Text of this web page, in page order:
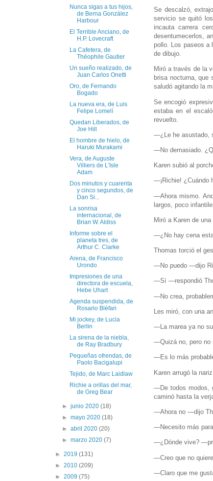
Se descalzó,
servicio se quitó
incauta carrera
desentumecerlos,
pollo. Los paseos a
de dibujo.
Miró a través de la
brisa nocturna,
saludó agitando la
Se encogió
estaba en el
revuelto.
—¿Le he asustado,
—No demasiado.
Karen subió al
—¡Richie! ¿Cuándo
—Ahora mismo.
largos, poco
Miró a Karen de
—¿No hay cena
Thomas torció el
—No puedo —dijo
—Sí —respondió
—No crea,
Les miró, con una
—La marea ya no
—Quizá no, pero no
—Es lo más
Karen arrugó la
—De todos modos,
caminó hasta la
—Ahora no —dijo
—Necesito más
—¿Dónde vive?
—Creo que no
—Claro que me
Nunca sigas a tus hijos,
de Berna González
Harbour
El Terrible Anciano, de
H.P. Lovecraft
La Cafetera, de
Théophile Gautier
Un sueño realizado, de
Juan Carlos Onetti
Oro, de Fernando
Bogado
La nueva era, de Luis
Felipe Lomelí
Quedan Liberados, de
Joe Hill
El hombre de hielo, de
Haruki Murakami
Vera, de Auguste
Villiers de L'Isle
Adam
Dos minutos y cuarenta
y cinco segundos, de
Dan Si...
La sonrisa
internacional, de
Brian W. Aldiss
Informe sobre el
planeta tres, de
Arthur C. Clarke
Arena, de Francisco
Urondo
Impresiones de una
directora de escuela,
Hebe Uhart
Agenda suspendida, de
Rosario Bléfari
Mi jockey, de Lucia
Berlin
La sirena de la niebla,
de Ray Bradbury
Pequeñas ofrendas, de
Paolo Bacigalupi
Tejido, de Marc Laidlaw
Richie a orillas del mar,
de Greg Bear
►junio 2020(18)
►mayo 2020(18)
►abril 2020(20)
►marzo 2020(7)
► 2019 (131)
► 2010 (209)
► 2009 (75)